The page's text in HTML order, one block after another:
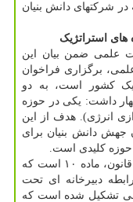
شرکتهای دانش بنیان
استراتژیک
علمی ضمن بیان این
برگزاری فراخوان
کشور است، به دو
داشت: یکی در حوزه
انرژی). هدف از این
جهش دانش بنیان برای
حوزه کلیدی است.
وی افزود: یکی دیگر از بخش های مهم این قانون، ماده ۱۰ است که
دبیرخانه ای تحت
تشکیل شده است که